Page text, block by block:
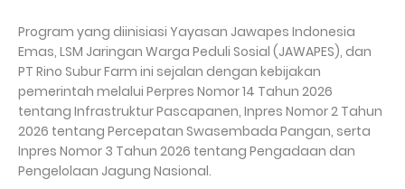
Program yang diinisiasi Yayasan Jawapes Indonesia
Emas, LSM Jaringan Warga Peduli Sosial (JAWAPES), dan
PT Rino Subur Farm ini sejalan dengan kebijakan
pemerintah melalui Perpres Nomor 14 Tahun 2026
tentang Infrastruktur Pascapanen, Inpres Nomor 2 Tahun
2026 tentang Percepatan Swasembada Pangan, serta
Inpres Nomor 3 Tahun 2026 tentang Pengadaan dan
Pengelolaan Jagung Nasional.